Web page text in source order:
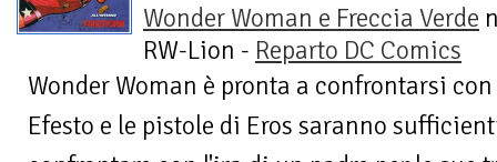
Wonder Woman e Freccia Verde
RW-Lion - Reparto DC Comics
Wonder Woman è pronta a confrontarsi
Efesto e le pistole di Eros saranno